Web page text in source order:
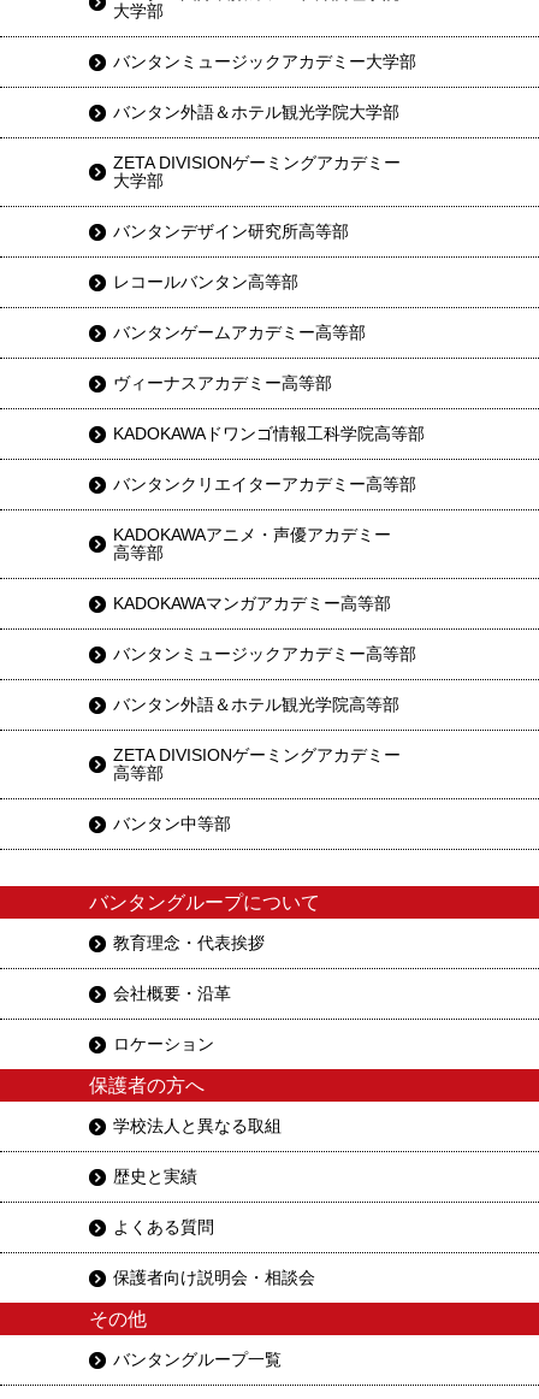
大学部
バンタンミュージックアカデミー大学部
バンタン外語＆ホテル観光学院大学部
ZETA DIVISIONゲーミングアカデミー
大学部
バンタンデザイン研究所高等部
レコールバンタン高等部
バンタンゲームアカデミー高等部
ヴィーナスアカデミー高等部
KADOKAWAドワンゴ情報工科学院高等部
バンタンクリエイターアカデミー高等部
KADOKAWAアニメ・声優アカデミー
高等部
KADOKAWAマンガアカデミー高等部
バンタンミュージックアカデミー高等部
バンタン外語＆ホテル観光学院高等部
ZETA DIVISIONゲーミングアカデミー
高等部
バンタン中等部
バンタングループについて
教育理念・代表挨拶
会社概要・沿革
ロケーション
保護者の方へ
学校法人と異なる取組
歴史と実績
よくある質問
保護者向け説明会・相談会
その他
バンタングループ一覧